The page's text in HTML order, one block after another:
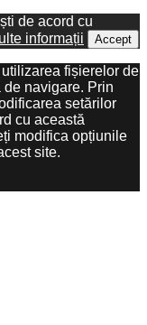
de acord cu
informații Accept
fișierelor de
navigare. Prin
setărilor
cu această
modifica opțiunile
site.